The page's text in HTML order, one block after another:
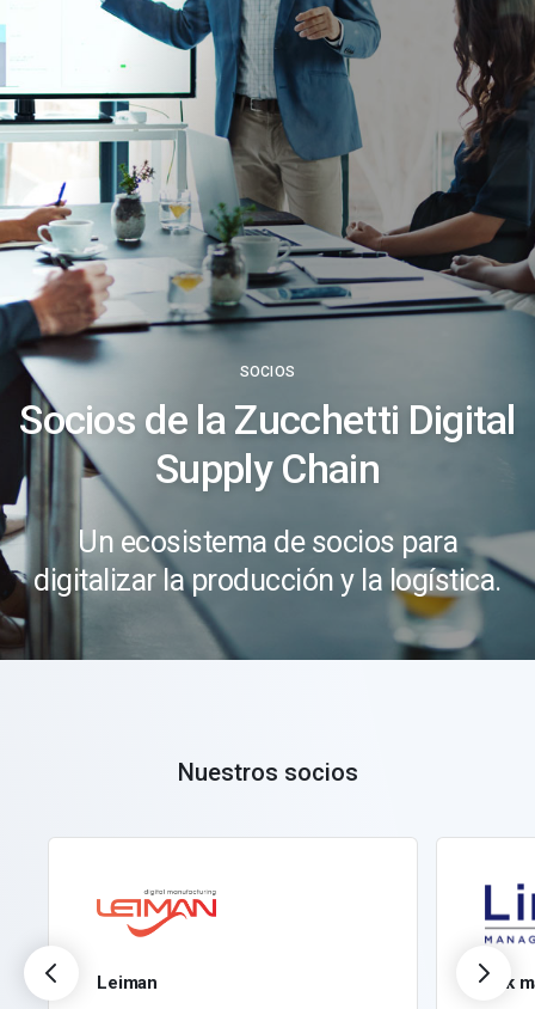
SOCIOS
Socios de la Zucchetti Digital
Supply Chain
Un ecosistema de socios para
digitalizar la producción y la logística.
Nuestros socios
Leiman link